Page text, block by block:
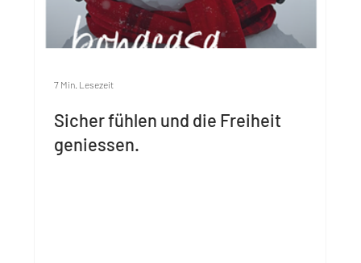
Sicher fühlen und die Freiheit
geniessen.
7 Min. Lesezeit